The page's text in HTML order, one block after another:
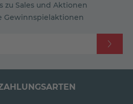
zu Sales und Aktionen
Gewinnspielaktionen